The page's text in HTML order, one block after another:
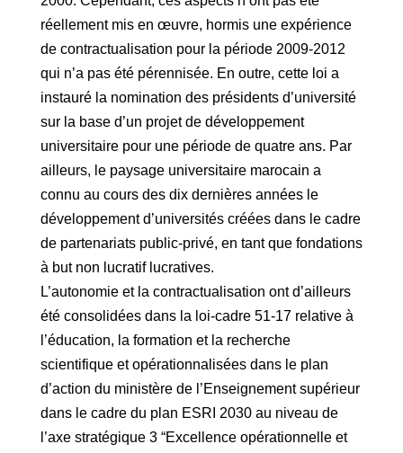
réellement mis en œuvre, hormis une expérience
de contractualisation pour la période 2009-2012
qui n’a pas été pérennisée. En outre, cette loi a
instauré la nomination des présidents d’université
sur la base d’un projet de développement
universitaire pour une période de quatre ans. Par
ailleurs, le paysage universitaire marocain a
connu au cours des dix dernières années le
développement d’universités créées dans le cadre
de partenariats public-privé, en tant que fondations
à but non lucratif lucratives.
L’autonomie et la contractualisation ont d’ailleurs
été consolidées dans la loi-cadre 51-17 relative à
l’éducation, la formation et la recherche
scientifique et opérationnalisées dans le plan
d’action du ministère de l’Enseignement supérieur
dans le cadre du plan ESRI 2030 au niveau de
l’axe stratégique 3 “Excellence opérationnelle et